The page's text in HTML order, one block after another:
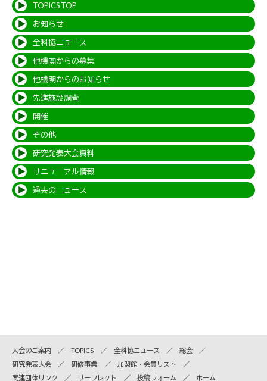
TOPICS TOP
お知らせ
全科協ニュース
他機関からの募集
他機関からのお知らせ
先進施設調査
開催
その他
研究発表大会資料
リニューアル情報
過去のニュース
入会のご案内 TOPICS 全科協ニュース
総会
研究発表大会
研修事業
加盟館・会員リスト
関連団体リンク
リーフレット 投稿フォーム ホーム